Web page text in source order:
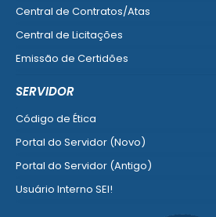
Central de Contratos/Atas
Central de Licitações
Emissão de Certidões
SERVIDOR
Código de Ética
Portal do Servidor (Novo)
Portal do Servidor (Antigo)
Usuário Interno SEI!